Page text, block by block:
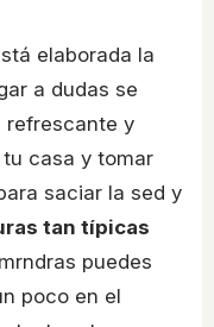
elaborada la
a dudas se
refrescante y
casa y tomar
saciar la sed y
tan típicas
puedes
poco en el